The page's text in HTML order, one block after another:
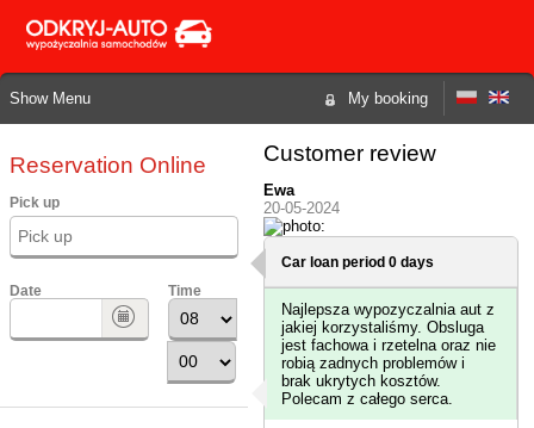
My booking
Show Menu
Reservation Online
Pick up
Date Time
Customer review
Ewa
20-05-2024
Car loan period 0 days
Najlepsza wypozyczalnia aut z
jakiej korzystaliśmy. Obsluga
jest fachowa i rzetelna oraz nie
robią zadnych problemów i
brak ukrytych kosztów.
Polecam z całego serca.